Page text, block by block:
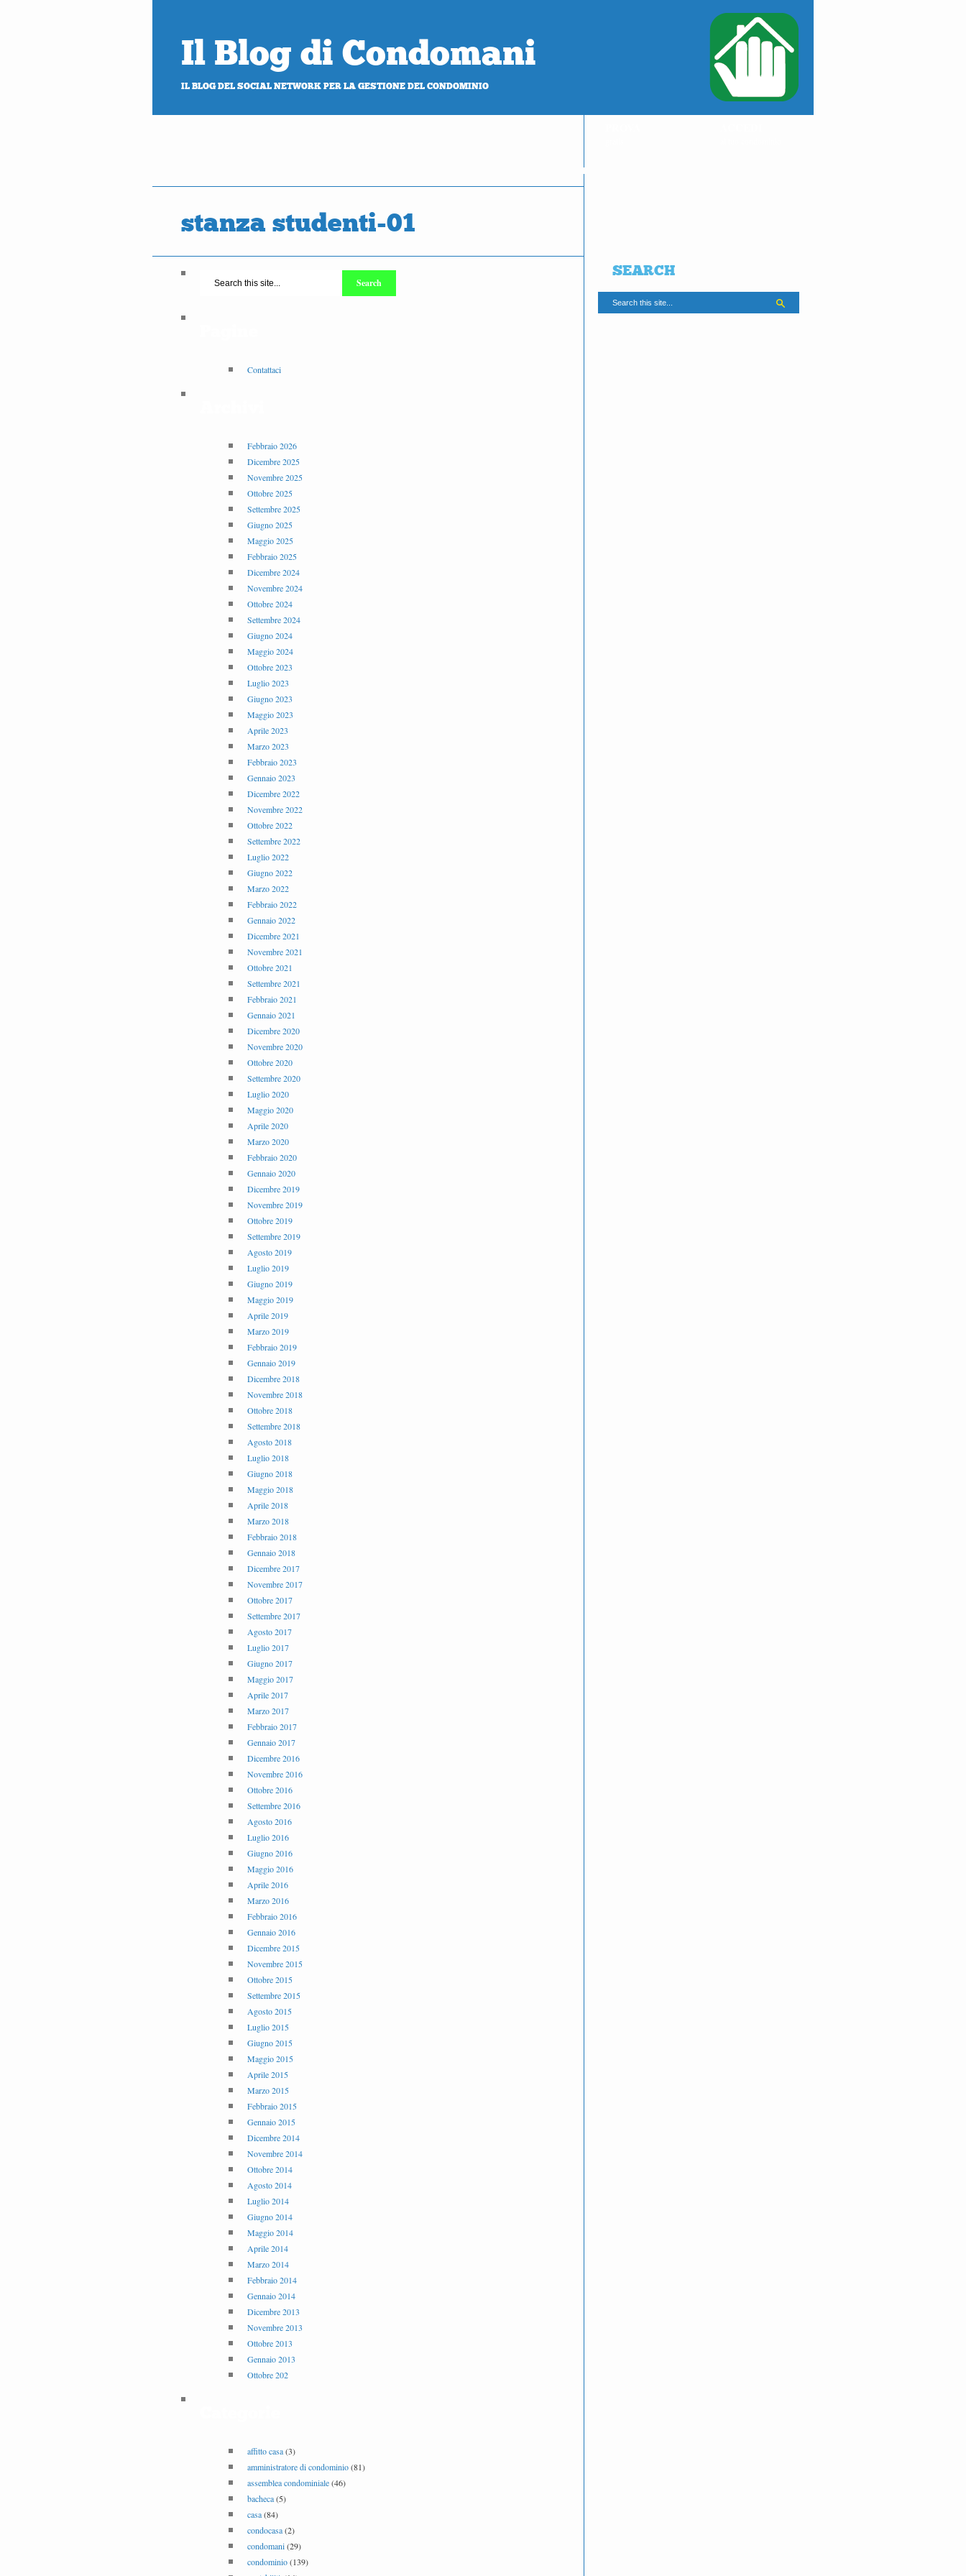
Il Blog di Condomani
IL BLOG DEL SOCIAL NETWORK PER LA GESTIONE DEL CONDOMINIO
stanza studenti-01
Contattaci
Febbraio 2026
Dicembre 2025
Novembre 2025
Ottobre 2025
Settembre 2025
Giugno 2025
Maggio 2025
Febbraio 2025
Dicembre 2024
Novembre 2024
Ottobre 2024
Settembre 2024
Giugno 2024
Maggio 2024
Ottobre 2023
Luglio 2023
Giugno 2023
Maggio 2023
Aprile 2023
Marzo 2023
Febbraio 2023
Gennaio 2023
Dicembre 2022
Novembre 2022
Ottobre 2022
Settembre 2022
Luglio 2022
Giugno 2022
Marzo 2022
Febbraio 2022
Gennaio 2022
Dicembre 2021
Novembre 2021
Ottobre 2021
Settembre 2021
Febbraio 2021
Gennaio 2021
Dicembre 2020
Novembre 2020
Ottobre 2020
Settembre 2020
Luglio 2020
Maggio 2020
Aprile 2020
Marzo 2020
Febbraio 2020
Gennaio 2020
Dicembre 2019
Novembre 2019
Ottobre 2019
Settembre 2019
Agosto 2019
Luglio 2019
Giugno 2019
Maggio 2019
Aprile 2019
Marzo 2019
Febbraio 2019
Gennaio 2019
Dicembre 2018
Novembre 2018
Ottobre 2018
Settembre 2018
Agosto 2018
Luglio 2018
Giugno 2018
Maggio 2018
Aprile 2018
Marzo 2018
Febbraio 2018
Gennaio 2018
Dicembre 2017
Novembre 2017
Ottobre 2017
Settembre 2017
Agosto 2017
Luglio 2017
Giugno 2017
Maggio 2017
Aprile 2017
Marzo 2017
Febbraio 2017
Gennaio 2017
Dicembre 2016
Novembre 2016
Ottobre 2016
Settembre 2016
Agosto 2016
Luglio 2016
Giugno 2016
Maggio 2016
Aprile 2016
Marzo 2016
Febbraio 2016
Gennaio 2016
Dicembre 2015
Novembre 2015
Ottobre 2015
Settembre 2015
Agosto 2015
Luglio 2015
Giugno 2015
Maggio 2015
Aprile 2015
Marzo 2015
Febbraio 2015
Gennaio 2015
Dicembre 2014
Novembre 2014
Ottobre 2014
Agosto 2014
Luglio 2014
Giugno 2014
Maggio 2014
Aprile 2014
Marzo 2014
Febbraio 2014
Gennaio 2014
Dicembre 2013
Novembre 2013
Ottobre 2013
Gennaio 2013
Ottobre 202
affitto casa(3)
amministratore di condominio(81)
assemblea condominiale(46)
bacheca(5)
casa(84)
condocasa(2)
condomani(29)
condominio(139)
SEARCH